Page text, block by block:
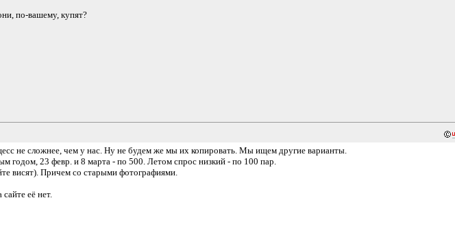
по-вашему, купят?
не сложнее, чем у нас. Ну не будем же мы их копировать. Мы ищем другие варианты.
годом, 23 февр. и 8 марта - по 500. Летом спрос низкий - по 100 пар.
висят). Причем со старыми фотографиями.
её нет.